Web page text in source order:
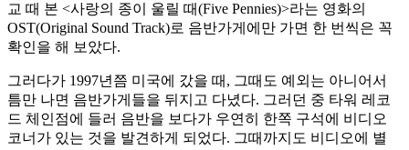
교 때 본 <사랑의 종이 울릴 때(Five Pennies)>라는 영화의
OST(Original Sound Track)로 음반가게에만 가면 한 번씩은 꼭
확인을 해 보았다.
그러다가 1997년쯤 미국에 갔을 때, 그때도 예외는 아니어서
틈만 나면 음반가게들을 뒤지고 다녔다. 그러던 중 타워 레코
드 체인점에 들러 음반을 보다가 우연히 한쪽 구석에 비디오
코너가 있는 것을 발견하게 되었다. 그때까지도 비디오에 별